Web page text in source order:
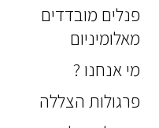
פנלים מובדדים
מאלומיניום
מי אנחנו ?
פרגולות הצללה